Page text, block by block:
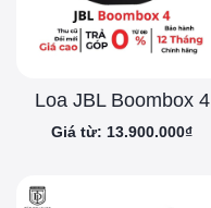
Loa JBL Boombox 4
Giá từ: 13.900.000₫